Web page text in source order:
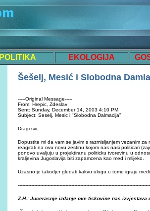
POLITIKA EKOLOGIJA
Šešelj, Mesić i Slobodna
-----Original Message-----
From: Hrepic, Zdeslav
Sent: Sunday, December 14, 2003 4:10 PM
Subject: Seselj, Mesic i "Slobodna Dalmacija"
Dragi svi,
Dopustite mi da vam se javim s razmisljanjem vezanim
reagirati na ovu novu zestinu kojom nas nasi politicari
ponovo uvaljuju u projektiranu politicku tvorevinu u
kraljevina Jugoslavija biti zapamcena kao med i mlijeko.
Uzasno je takodjer gledati kakvu ulogu u tome igraju
Z.H.: Jucerasnje izdanje ove tiskovine nas izvjestava